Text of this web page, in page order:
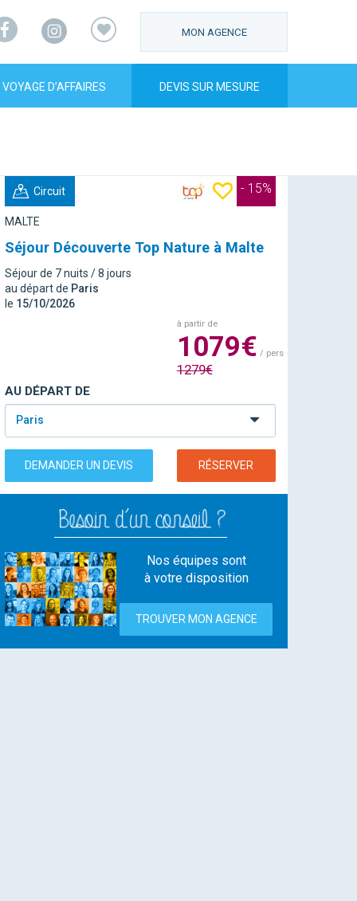
Facebook
Instagram
MON AGENCE
VOYAGE D’AFFAIRES DEVIS SUR MESURE
Circuit - 15%
MALTE
Séjour Découverte Top Nature à Malte
Séjour de 7 nuits / 8 jours
au départ de Paris
le 15/10/2026
à partir de
1079€ / pers
1279€
AU DÉPART DE
Paris
DEMANDER UN DEVIS RÉSERVER
Nos équipes sont
à votre disposition
TROUVER MON AGENCE